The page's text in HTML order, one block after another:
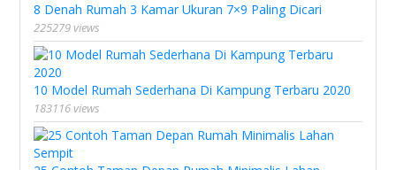
8 Denah Rumah 3 Kamar Ukuran 7×9 Paling Dicari
225279 views
10 Model Rumah Sederhana Di Kampung Terbaru 2020
183116 views